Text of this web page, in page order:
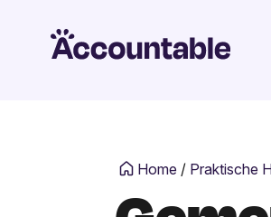
Home / Praktische